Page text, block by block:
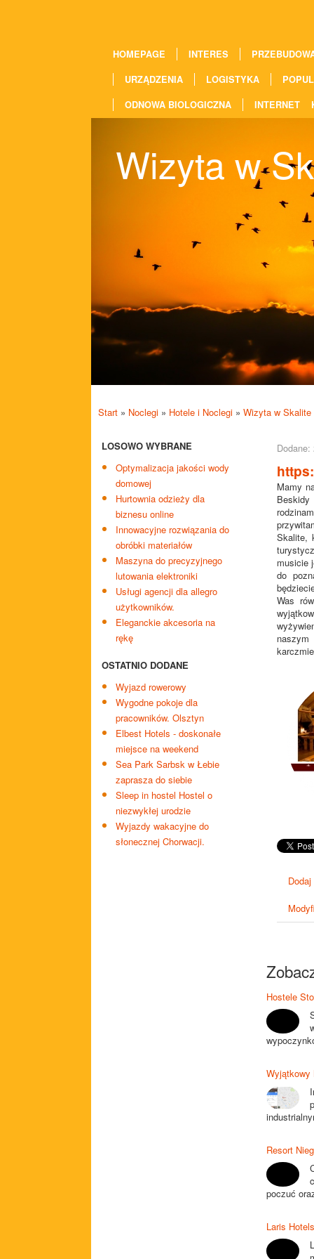
HOMEPAGE INTERES
URZĄDZENIA
LOGISTYKA
ODNOWA BIOLOGICZNA
INTERNET
Wizyta w
Start » Noclegi » Hotele i Noclegi » Wizyta w Skalite
LOSOWO WYBRANE
Optymalizacja jakości wody
domowej
Hurtownia odzieży dla
biznesu online
Innowacyjne rozwiązania do
obróbki materiałów
Maszyna do precyzyjnego
lutowania elektroniki
Usługi agencji dla allegro
użytkowników.
Eleganckie akcesoria na
rękę
OSTATNIO DODANE
Wyjazd rowerowy
Wygodne pokoje dla
pracowników. Olsztyn
Elbest Hotels - doskonałe
miejsce na weekend
Sea Park Sarbsk w Łebie
zaprasza do siebie
Sleep in hostel Hostel o
niezwykłej urodzie
Wyjazdy wakacyjne do
słonecznej Chorwacji.
Dodane:
Mamy
Skalite,
musicie
do
Was
Hostele
Wyjątkowy
Resort
poczuć
Laris